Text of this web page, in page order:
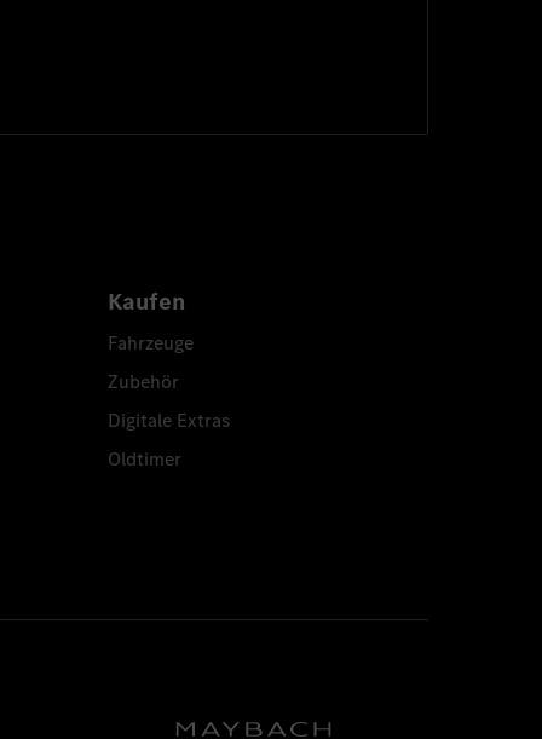
Kaufen
Fahrzeuge
Zubehör
Digitale Extras
Oldtimer